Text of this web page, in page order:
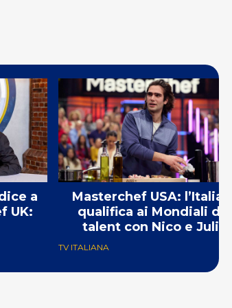
a
UK:
Masterchef USA: l’Italia si
qualifica ai Mondiali del
talent con Nico e Julia
TV ITALIANA